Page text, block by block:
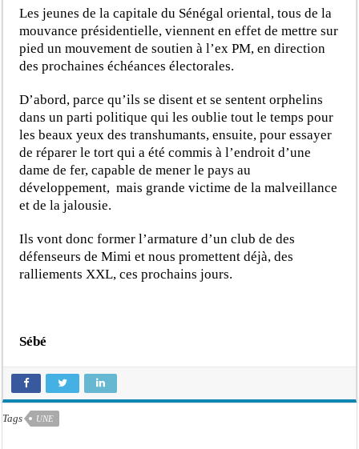
Les jeunes de la capitale du Sénégal oriental, tous de la
mouvance présidentielle, viennent en effet de mettre sur
pied un mouvement de soutien à l’ex PM, en direction
des prochaines échéances électorales.
D’abord, parce qu’ils se disent et se sentent orphelins
dans un parti politique qui les oublie tout le temps pour
les beaux yeux des transhumants, ensuite, pour essayer
de réparer le tort qui a été commis à l’endroit d’une
dame de fer, capable de mener le pays au
développement, mais grande victime de la malveillance
et de la jalousie.
Ils vont donc former l’armature d’un club de des
défenseurs de Mimi et nous promettent déjà, des
ralliements XXL, ces prochains jours.
Sébé
Tags UNE